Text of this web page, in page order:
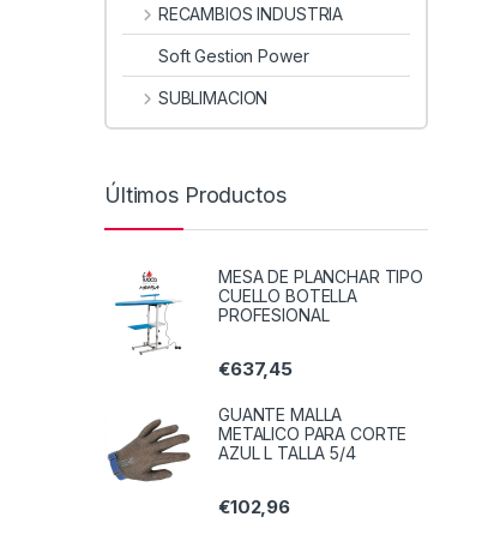
RECAMBIOS INDUSTRIA
Soft Gestion Power
SUBLIMACION
Últimos Productos
MESA DE PLANCHAR TIPO
CUELLO BOTELLA
PROFESIONAL
€637,45
GUANTE MALLA
METALICO PARA CORTE
AZUL L TALLA 5/4
€102,96